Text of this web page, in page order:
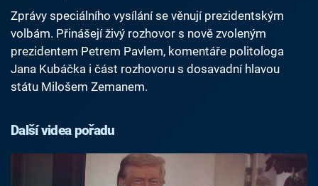
Zprávy speciálního vysílání se věnují prezidentským
volbám. Přinášejí živý rozhovor s nově zvoleným
prezidentem Petrem Pavlem, komentáře politologa
Jana Kubáčka i část rozhovoru s dosavadní hlavou
státu Milošem Zemanem.
Další videa pořadu